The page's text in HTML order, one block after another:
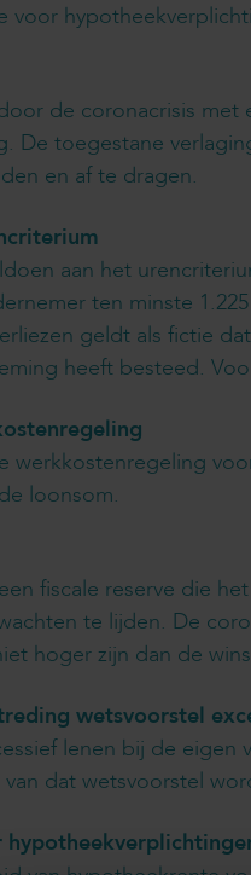
voor
de coronacrisis
De toegestane
en af te dragen.
aan het
ten minste
geldt als fictie
heeft besteed.
werkkostenregeling
loonsom.
fiscale reserve die
te lijden. De
hoger zijn dan de
wetsvoorstel
lenen bij de
dat wetsvoorstel
van hypotheekrente